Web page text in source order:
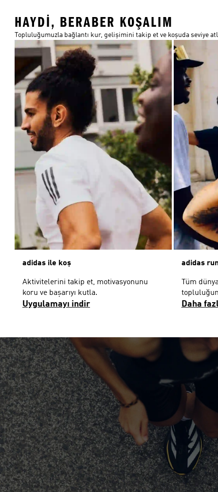
HAYDI, BERABER KOŞALIM
Topluluğumuzla bağlantı kur, gelişimini takip et ve koşuda seviye
adidas ile koş
Aktivitelerini takip et, motivasyonunu
koru ve başarıyı kutla.
Uygulamayı indir
adidas
Tüm
Daha